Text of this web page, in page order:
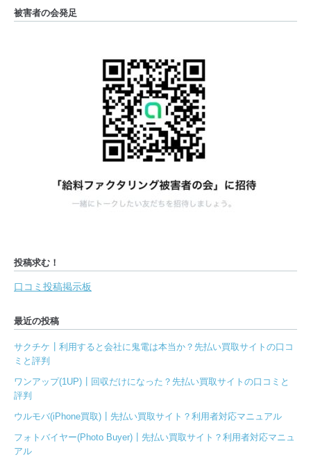
被害者の会発足
投稿求む！
口コミ投稿掲示板
最近の投稿
サクチケ┃利用すると会社に鬼電は本当か？先払い買取サイトの口コ
ミと評判
ワンアップ(1UP)┃回収だけになった？先払い買取サイトの口コミと
評判
ウルモバ(iPhone買取)┃先払い買取サイト？利用者対応マニュアル
フォトバイヤー(Photo Buyer)┃先払い買取サイト？利用者対応マニュ
アル